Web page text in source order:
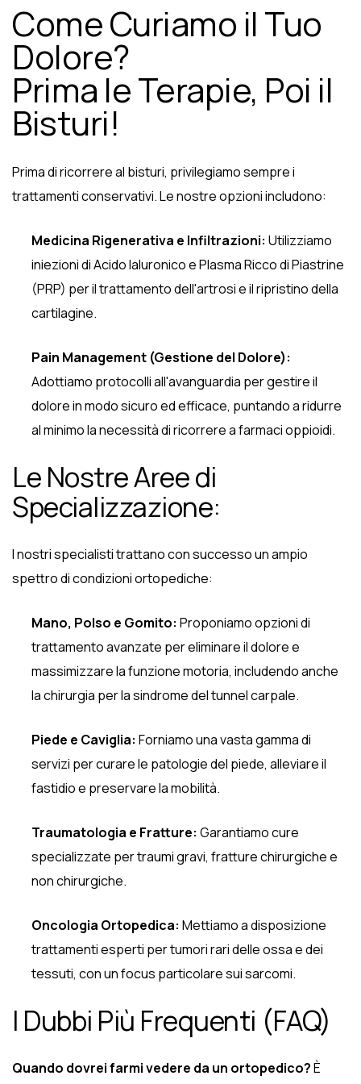
Come Curiamo il Tuo
Dolore?
Prima le Terapie, Poi il
Bisturi!
Prima di ricorrere al bisturi, privilegiamo sempre i
trattamenti conservativi. Le nostre opzioni includono:
Medicina Rigenerativa e Infiltrazioni: Utilizziamo
iniezioni di Acido Ialuronico e Plasma Ricco di Piastrine
(PRP) per il trattamento dell'artrosi e il ripristino della
cartilagine.
Pain Management (Gestione del Dolore):
Adottiamo protocolli all'avanguardia per gestire il
dolore in modo sicuro ed efficace, puntando a ridurre
al minimo la necessità di ricorrere a farmaci oppioidi.
Le Nostre Aree di
Specializzazione:
I nostri specialisti trattano con successo un ampio
spettro di condizioni ortopediche:
Mano, Polso e Gomito: Proponiamo opzioni di
trattamento avanzate per eliminare il dolore e
massimizzare la funzione motoria, includendo anche
la chirurgia per la sindrome del tunnel carpale.
Piede e Caviglia: Forniamo una vasta gamma di
servizi per curare le patologie del piede, alleviare il
fastidio e preservare la mobilità.
Traumatologia e Fratture: Garantiamo cure
specializzate per traumi gravi, fratture chirurgiche e
non chirurgiche.
Oncologia Ortopedica: Mettiamo a disposizione
trattamenti esperti per tumori rari delle ossa e dei
tessuti, con un focus particolare sui sarcomi.
I Dubbi Più Frequenti (FAQ)
Quando dovrei farmi vedere da un ortopedico?È